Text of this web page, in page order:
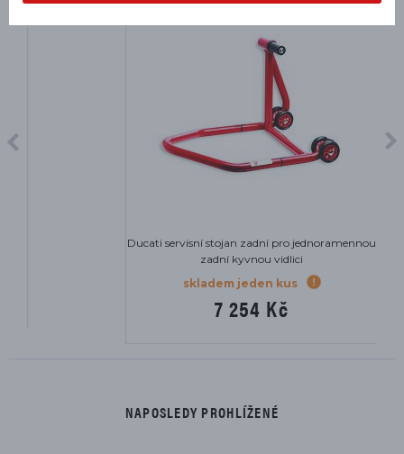
Ducati servisní stojan zadní pro jednoramennou
zadní kyvnou vidlici
skladem jeden kus
7 254 Kč
NAPOSLEDY PROHLÍŽENÉ